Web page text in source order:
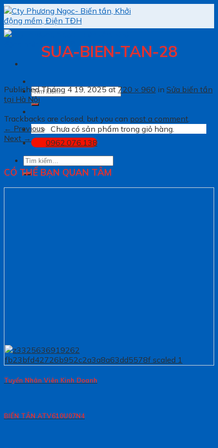
Skip
to
content
Tìm
kiếm:
Chưa có sản phẩm trong giỏ hàng.
0962.076.138
Tìm
kiếm:
SUA-BIEN-TAN-28
PublishedTháng 4 19, 2025at720 × 960 in Sửa biến tần
tại Hà Nội
Trackbacks are closed, but you can post a comment
← Previous
Next →
CÓ THỂ BẠN QUAN TÂM
Tuyển Nhân Viên Kinh Doanh
BIẾN TẦN ATV610U07N4